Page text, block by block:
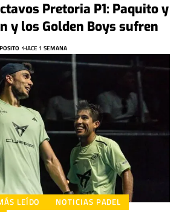
Pretoria P1: Paquito y
y los Golden Boys sufren
HACE 1 SEMANA
LEÍDO
NOTICIAS PADEL